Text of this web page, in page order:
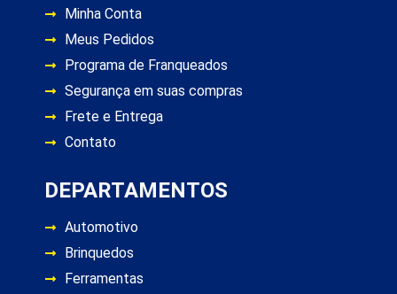
Minha Conta
Meus Pedidos
Programa de Franqueados
Segurança em suas compras
Frete e Entrega
Contato
DEPARTAMENTOS
Automotivo
Brinquedos
Ferramentas